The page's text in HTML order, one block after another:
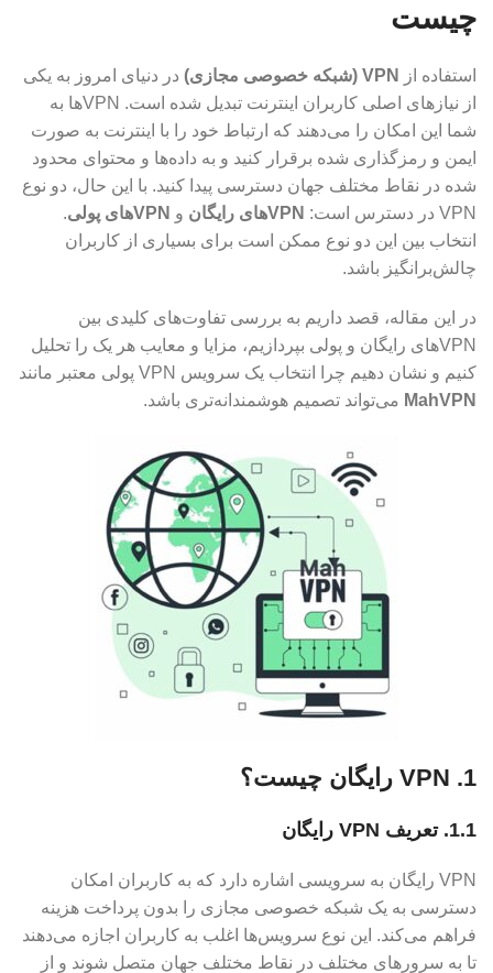
چیست
استفاده از VPN (شبکه خصوصی مجازی)
در دنیای امروز به یکی
از نیازهای اصلی کاربران اینترنت تبدیل شده است. VPN‌ها به
شما این امکان را می‌دهند که ارتباط خود را با اینترنت به صورت
ایمن و رمزگذاری شده برقرار کنید و به داده‌ها و محتوای محدود
شده در نقاط مختلف جهان دسترسی پیدا کنید. با این حال، دو نوع
VPN در دسترس است:
VPN‌های رایگان و VPN‌های پولی
.
انتخاب بین این دو نوع ممکن است برای بسیاری از کاربران
چالش‌برانگیز باشد.
در این مقاله، قصد داریم به بررسی تفاوت‌های کلیدی بین
VPN‌های رایگان و پولی بپردازیم، مزایا و معایب هر یک را تحلیل
کنیم و نشان دهیم چرا انتخاب یک سرویس VPN پولی معتبر مانند
MahVPN می‌تواند تصمیم هوشمندانه‌تری باشد.
1. VPN رایگان چیست؟
1.1. تعریف VPN رایگان
VPN رایگان به سرویسی اشاره دارد که به کاربران امکان
دسترسی به یک شبکه خصوصی مجازی را بدون پرداخت هزینه
فراهم می‌کند. این نوع سرویس‌ها اغلب به کاربران اجازه می‌دهند
تا به سرورهای مختلف در نقاط مختلف جهان متصل شوند و از